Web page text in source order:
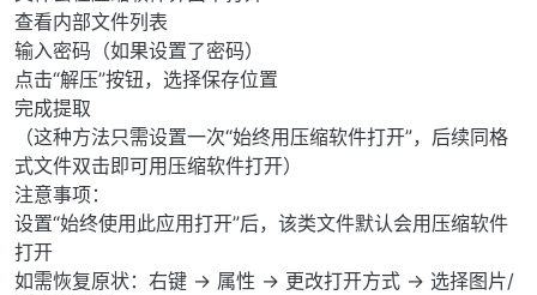
查看内部文件列表
输入密码（如果设置了密码）
点击“解压”按钮，选择保存位置
完成提取
（这种方法只需设置一次“始终用压缩软件打开”，后续同格
式文件双击即可用压缩软件打开）
注意事项：
设置“始终使用此应用打开”后，该类文件默认会用压缩软件
打开
如需恢复原状：右键 → 属性 → 更改打开方式 → 选择图片/